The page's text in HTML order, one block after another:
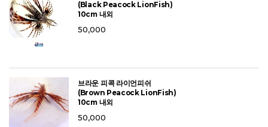
(Black Peacock LionFish)
10cm 내외
50,000
브라운 피콕 라이언피쉬
(Brown Peacock LionFish)
10cm 내외
50,000